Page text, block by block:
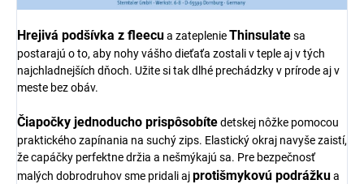
Hrejivá podšívka z fleecua zateplenieThinsulatesa
postarajú o to, aby nohy vášho dieťaťa zostali v teple aj v tých
najchladnejších dňoch. Užite si tak dlhé prechádzky v prírode aj v
meste bez obáv.
Čiapočky jednoducho prispôsobítedetskej nôžke pomocou
praktického zapínania na suchý zips. Elastický okraj navyše zaistí,
že capáčky perfektne držia a nešmýkajú sa. Pre bezpečnosť
malých dobrodruhov sme pridali ajprotišmykovú podrážkua